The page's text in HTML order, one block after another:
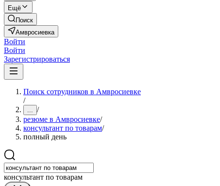
Ещё
Поиск
Амвросиевка
Войти
Войти
Зарегистрироваться
Поиск сотрудников в Амвросиевке
/
... /
резюме в Амвросиевке/
консультант по товарам/
полный день
консультант по товарам